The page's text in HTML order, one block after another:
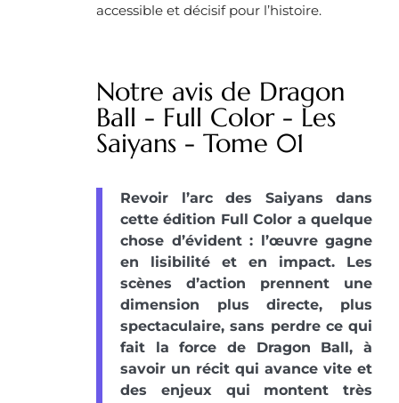
accessible et décisif pour l’histoire.
Notre avis de Dragon
Ball - Full Color - Les
Saiyans - Tome 01
Revoir l’arc des Saiyans dans
cette édition Full Color a quelque
chose d’évident : l’œuvre gagne
en lisibilité et en impact. Les
scènes d’action prennent une
dimension plus directe, plus
spectaculaire, sans perdre ce qui
fait la force de Dragon Ball, à
savoir un récit qui avance vite et
des enjeux qui montent très